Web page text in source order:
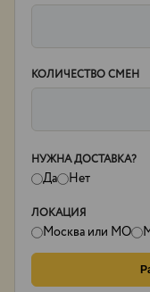
КОЛИЧЕСТВО СМЕН
НУЖНА ДОСТАВКА?
Да Нет
ЛОКАЦИЯ
Москва или МО